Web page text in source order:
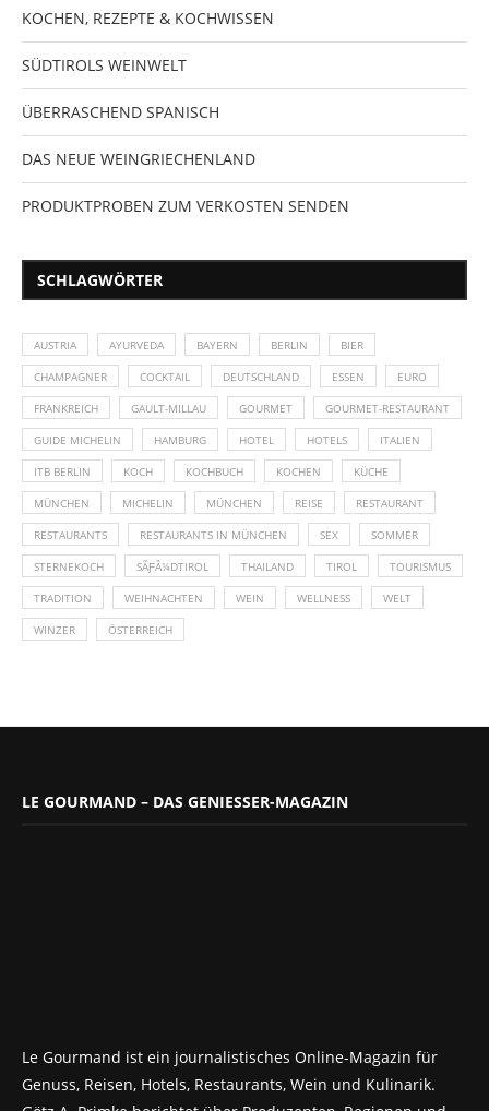
KOCHEN, REZEPTE & KOCHWISSEN
SÜDTIROLS WEINWELT
ÜBERRASCHEND SPANISCH
DAS NEUE WEINGRIECHENLAND
PRODUKTPROBEN ZUM VERKOSTEN SENDEN
SCHLAGWÖRTER
AUSTRIA AYURVEDA BAYERN BERLIN BIER
CHAMPAGNER COCKTAIL DEUTSCHLAND ESSEN EURO
FRANKREICH GAULT-MILLAU GOURMET GOURMET-RESTAURANT
GUIDE MICHELIN HAMBURG HOTEL HOTELS ITALIEN
ITB BERLIN KOCH KOCHBUCH KOCHEN KÜCHE
MÜNCHEN MICHELIN MÜNCHEN REISE RESTAURANT
RESTAURANTS RESTAURANTS IN MÜNCHEN SEX SOMMER
STERNEKOCH SÃƑÂ¼DTIROL THAILAND TIROL TOURISMUS
TRADITION WEIHNACHTEN WEIN WELLNESS WELT
WINZER ÖSTERREICH
LE GOURMAND – DAS GENIESSER-MAGAZIN
Le Gourmand ist ein journalistisches Online-Magazin für
Genuss, Reisen, Hotels, Restaurants, Wein und Kulinarik.